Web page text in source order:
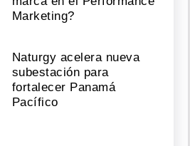
Marketing?
Naturgy acelera nueva
subestación para
fortalecer Panamá
Pacífico